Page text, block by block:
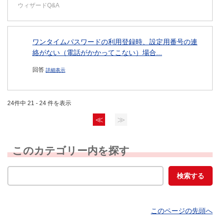
ウィザードQ&A
ワンタイムパスワードの利用登録時、設定用番号の連
絡がない（電話がかかってこない）場合...
回答 詳細表示
24件中 21 - 24 件を表示
≪ ≫
このカテゴリー内を探す
このページの先頭へ